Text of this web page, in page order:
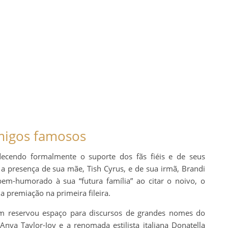
famosos
formalmente o suporte dos fãs fiéis e de seus
presença de sua mãe, Tish Cyrus, e de sua irmã, Brandi
humorado à sua “futura família” ao citar o noivo, o
premiação na primeira fileira.
reservou espaço para discursos de grandes nomes do
Taylor-Joy e a renomada estilista italiana Donatella